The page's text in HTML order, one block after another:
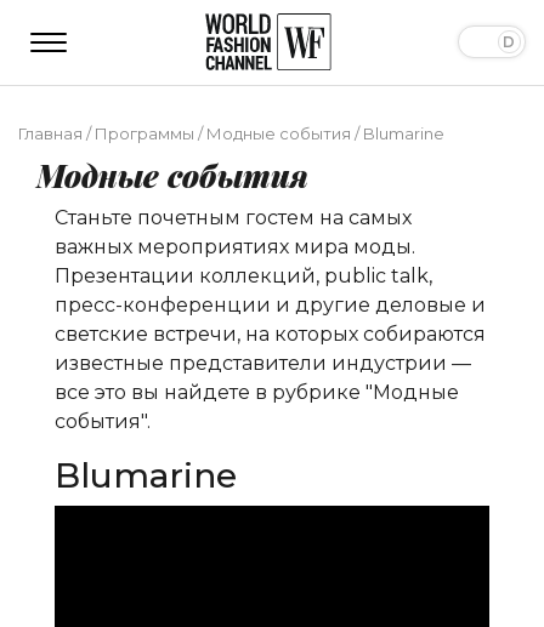
Главная /Программы /Модные события /Blumarine
Модные события
Станьте почетным гостем на самых
важных мероприятиях мира моды.
Презентации коллекций, public talk,
пресс-конференции и другие деловые и
светские встречи, на которых собираются
известные представители индустрии —
все это вы найдете в рубрике "Модные
события".
Blumarine